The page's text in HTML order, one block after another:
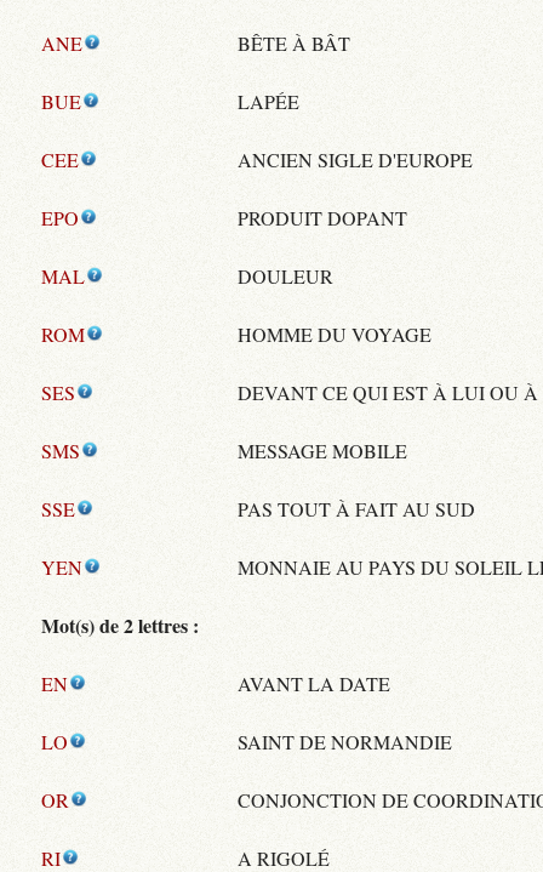
ANE BÊTE À BÂT
BUE LAPÉE
CEE ANCIEN SIGLE D'EUROPE
EPO PRODUIT DOPANT
MAL DOULEUR
ROM HOMME DU VOYAGE
SES DEVANT CE QUI EST À LUI OU
SMS MESSAGE MOBILE
SSE PAS TOUT À FAIT AU SUD
YEN MONNAIE AU PAYS DU SOLEIL
Mot(s) de 2 lettres :
EN AVANT LA DATE
LO SAINT DE NORMANDIE
OR CONJONCTION DE
RI A RIGOLÉ